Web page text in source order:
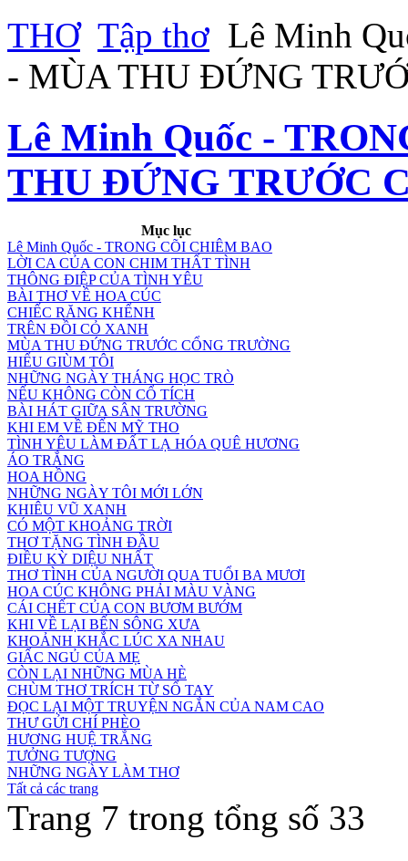
THƠ Tập thơ Lê Minh
- MÙA THU ĐỨNG
Lê Minh Quốc -
THU ĐỨNG TRƯỚC
Mục lục
Lê Minh Quốc - TRONG CÕI CHIÊM BAO
LỜI CA CỦA CON CHIM THẤT TÌNH
THÔNG ĐIỆP CỦA TÌNH YÊU
BÀI THƠ VỀ HOA CÚC
CHIẾC RĂNG KHỂNH
TRÊN ĐỒI CỎ XANH
MÙA THU ĐỨNG TRƯỚC CỔNG TRƯỜNG
HIỂU GIÙM TÔI
NHỮNG NGÀY THÁNG HỌC TRÒ
NẾU KHÔNG CÒN CỔ TÍCH
BÀI HÁT GIỮA SÂN TRƯỜNG
KHI EM VỀ ĐẾN MỸ THO
TÌNH YÊU LÀM ĐẤT LẠ HÓA QUÊ HƯƠNG
ÁO TRẮNG
HOA HỒNG
NHỮNG NGÀY TÔI MỚI LỚN
KHIÊU VŨ XANH
CÓ MỘT KHOẢNG TRỜI
THƠ TẶNG TÌNH ĐẦU
ĐIỀU KỲ DIỆU NHẤT
THƠ TÌNH CỦA NGƯỜI QUA TUỔI BA MƯƠI
HOA CÚC KHÔNG PHẢI MÀU VÀNG
CÁI CHẾT CỦA CON BƯƠM BƯỚM
KHI VỀ LẠI BẾN SÔNG XƯA
KHOẢNH KHẮC LÚC XA NHAU
GIẤC NGỦ CỦA MẸ
CÒN LẠI NHỮNG MÙA HÈ
CHÙM THƠ TRÍCH TỪ SỔ TAY
ĐỌC LẠI MỘT TRUYỆN NGẮN CỦA NAM CAO
THƯ GỬI CHÍ PHÈO
HƯƠNG HUỆ TRẮNG
TƯỞNG TƯỢNG
NHỮNG NGÀY LÀM THƠ
Tất cả các trang
Trang 7 trong tổng số 33